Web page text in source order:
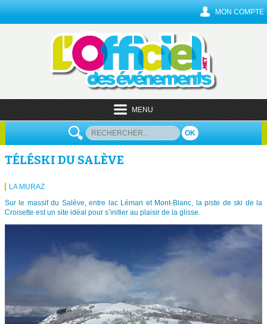
MON COMPTE
MENU
OK
TÉLÉSKI DU SALÈVE
LA MURAZ
Sur le massif du Salève, entre lac Léman et Mont-Blanc, la piste de ski de la
Croisette est un site idéal pour s’initier au plaisir de la glisse.